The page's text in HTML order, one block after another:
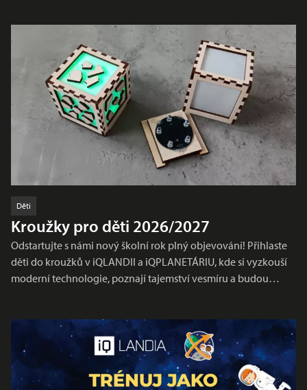
Děti
Kroužky pro děti 2026/2027
Odstartujte s námi nový školní rok plný objevování! Přihlaste
děti do kroužků v iQLANDII a iQPLANETÁRIU, kde si vyzkouší
moderní technologie, poznají tajemství vesmíru a budou…